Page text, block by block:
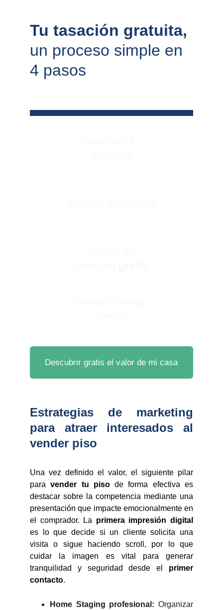
Descubrir gratis el valor de mi casa
Tu tasación gratuita,
un proceso simple en
4 pasos
Estrategias de marketing
para atraer interesados al
vender piso
Una vez definido el valor, el siguiente pilar
paravender tu pisode forma efectiva es
destacar sobre la competencia mediante una
presentación que impacte emocionalmente en
el comprador. La primera impresión digital
es lo que decide si un cliente solicita una
visita o sigue haciendo scroll, por lo que
cuidar la imagen es vital para generar
tranquilidad y seguridad desde el primer
contacto.
Home Staging profesional: Organizar